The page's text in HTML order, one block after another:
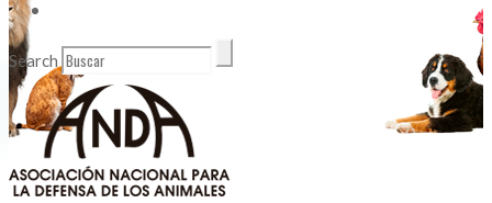
Search